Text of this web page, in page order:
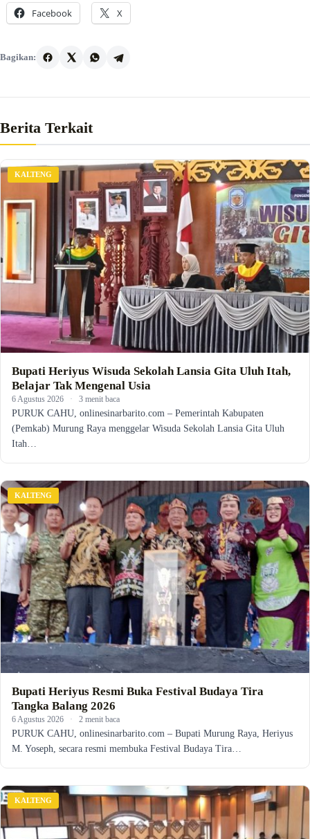
Facebook X
Bagikan:
Berita Terkait
KALTENG
Bupati Heriyus Wisuda Sekolah Lansia Gita Uluh Itah,
Belajar Tak Mengenal Usia
6 Agustus 2026 · 3 menit baca
PURUK CAHU, onlinesinarbarito.com – Pemerintah Kabupaten
(Pemkab) Murung Raya menggelar Wisuda Sekolah Lansia Gita Uluh
Itah…
KALTENG
Bupati Heriyus Resmi Buka Festival Budaya Tira
Tangka Balang 2026
6 Agustus 2026 · 2 menit baca
PURUK CAHU, onlinesinarbarito.com – Bupati Murung Raya, Heriyus
M. Yoseph, secara resmi membuka Festival Budaya Tira…
KALTENG